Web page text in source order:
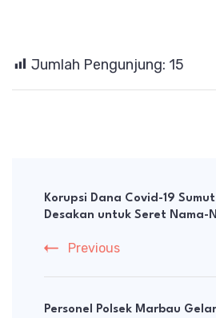
Jumlah Pengunjung: 15
Navigation
Korupsi Dana Covid-19
Desakan untuk Seret Nama-
Previous
Personel Polsek Marbau